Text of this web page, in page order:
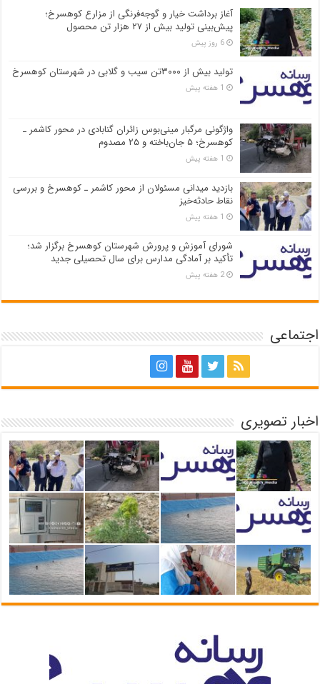
آغاز برداشت خیار و گوجه‌فرنگی از مزارع کوهسرخ؛
پیش‌بینی تولید بیش از ۲۷ هزار تن محصول
6 روز پیش
تولید بیش از ۳۰۰۰تن سیب و گلابی در شهرستان کوهسرخ
1 هفته پیش
واژگونی مرگبار مینی‌بوس زائران گنابادی در محور کاشمر ـ
کوهسرخ؛ ۵ جان‌باخته و ۲۵ مصدوم
1 هفته پیش
بازدید میدانی مسئولان از محور کاشمر ـ کوهسرخ و بررسی
نقاط حادثه‌خیز
1 هفته پیش
شورای آموزش و پرورش شهرستان کوهسرخ برگزار شد؛
تأکید بر آمادگی مدارس برای سال تحصیلی جدید
2 هفته پیش
اجتماعی
اخبار تصویری